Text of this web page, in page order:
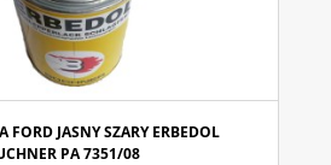
FORD JASNY SZARY ERBEDOL
PA 7351/08